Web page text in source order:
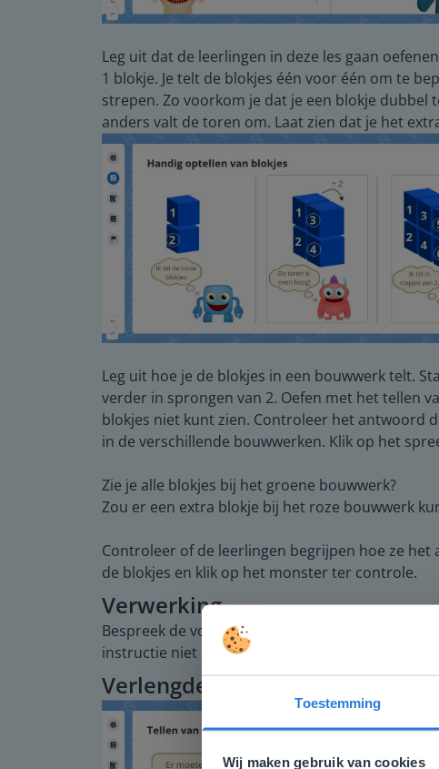
Toestemming
Wij maken gebruik van cookies
Leg uit dat de leerlingen in deze les gaan
1 blokje. Je telt de blokjes één voor één om te
strepen. Zo voorkom je dat je een blokje dubbel
anders valt de toren om. Laat zien dat je het
Leg uit hoe je de blokjes in een bouwwerk telt.
verder in sprongen van 2. Oefen met het tellen
blokjes niet kunt zien. Controleer het antwoord
in de verschillende bouwwerken. Klik op het
Zie je alle blokjes bij het groene bouwwerk?
Zou er een extra blokje bij het roze bouwwerk
Controleer of de leerlingen begrijpen hoe ze het
de blokjes en klik op het monster ter controle.
Verwerking
Bespreek de voorbeeldopgaven om de
instructie niet hoeven te volgen, gaan
Verlengde instructie
Deze
Gezien je